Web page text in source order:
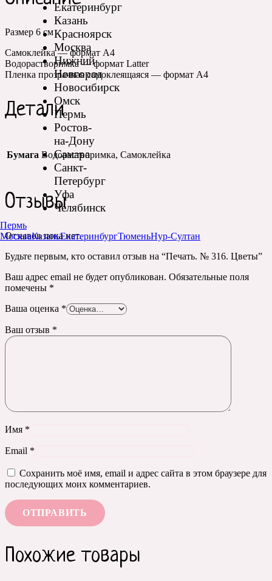
Екатеринбург
Казань
Красноярск
Москва
Нижний
Новгород
Новосибирск
Омск
Пермь
Ростов-
на-Дону
Самара
Санкт-
Петербург
Уфа
Челябинск
Пермь
МоскваКазаньЕкатеринбургТюменьНур-Султан
Размер 6 см
Самоклейка — формат А4
Водорастворимка — формат Latter
Пленка прозрачная самоклеящаяся — формат А4
Детали
Бумага Водорастворимка, Самоклейка
Отзывы
Отзывов пока нет.
Будьте первым, кто оставил отзыв на “Печать. № 316. Цветы”
Ваш адрес email не будет опубликован. Обязательные поля
помечены *
Ваша оценка *
Ваш отзыв *
Имя *
Email *
Сохранить моё имя, email и адрес сайта в этом браузере для
последующих моих комментариев.
Похожие товары